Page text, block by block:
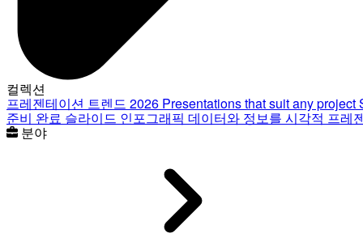
컬렉션
프레젠테이션 트렌드 2026 Presentations that suit any project
준비 완료 슬라이드 인포그래픽 데이터와 정보를 시각적 프레
분야